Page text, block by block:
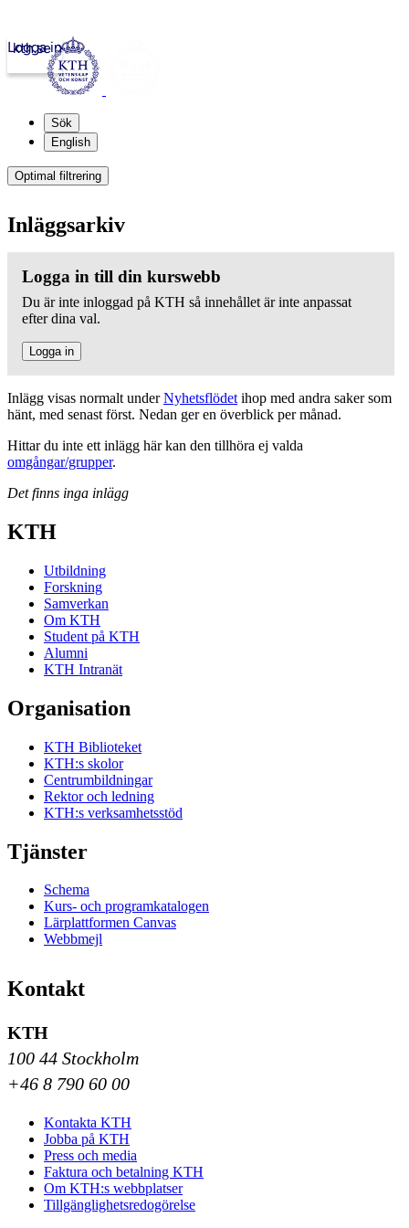
kth.se
Logga in
Sök
English
Optimal filtrering
Inläggsarkiv
Logga in till din kurswebb
Du är inte inloggad på KTH så innehållet är inte anpassat
efter dina val.
Logga in
Inlägg visas normalt underNyhetsflödet ihop med andra saker som
hänt, med senast först. Nedan ger en överblick per månad.
Hittar du inte ett inlägg här kan den tillhöra ej valda
omgångar/grupper.
Det finns inga inlägg
KTH
Utbildning
Forskning
Samverkan
Om KTH
Student på KTH
Alumni
KTH Intranät
Organisation
KTH Biblioteket
KTH:s skolor
Centrumbildningar
Rektor och ledning
KTH:s verksamhetsstöd
Tjänster
Schema
Kurs- och programkatalogen
Lärplattformen Canvas
Webbmejl
Kontakt
KTH
100 44 Stockholm
+46 8 790 60 00
Kontakta KTH
Jobba på KTH
Press och media
Faktura och betalning KTH
Om KTH:s webbplatser
Tillgänglighetsredogörelse